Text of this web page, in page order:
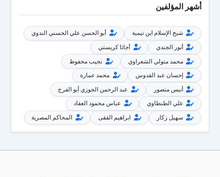
أشهر المؤلفين
شيخ الإسلام ابن تيمية
أبو الحسن علي الحسني الندوي
أنور الجندي
أجاثا كريستي
محمد متولي الشعراوي
نجيب محفوظ
إحسان عبد القدوس
محمد عمارة
أنيس منصور
عبد الرحمن الجوزي أبو الفرج
علي الطنطاوي
عباس محمود العقاد
سهيل زكار
ابراهيم الفقى المحاكم المصرية